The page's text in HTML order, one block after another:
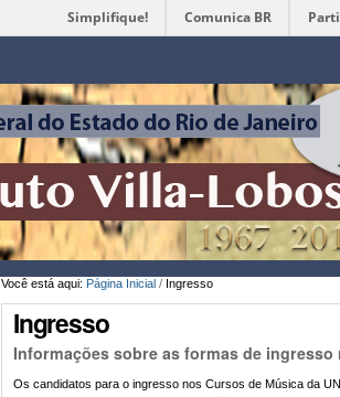
Simplifique! Comunica BR
Você está aqui: Página Inicial / Ingresso
Ingresso
Informações sobre as formas de ingresso
Os candidatos para o ingresso nos Cursos de Música da